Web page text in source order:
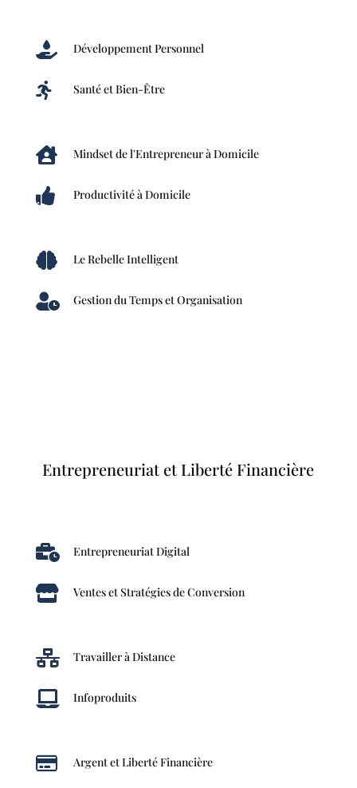
 Développement Personnel
 Santé et Bien-Être
 Mindset de l'Entrepreneur à Domicile
 Productivité à Domicile
 Le Rebelle Intelligent
 Gestion du Temps et Organisation
Entrepreneuriat et Liberté Financière
 Entrepreneuriat Digital
 Ventes et Stratégies de Conversion
 Travailler à Distance
 Infoproduits
 Argent et Liberté Financière